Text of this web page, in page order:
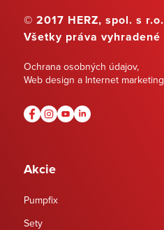
© 2017 HERZ, spol. s r.o.
Všetky práva vyhradené
Ochrana osobných údajov,
Web design a Internet marketing
Akcie
Pumpfix
Sety